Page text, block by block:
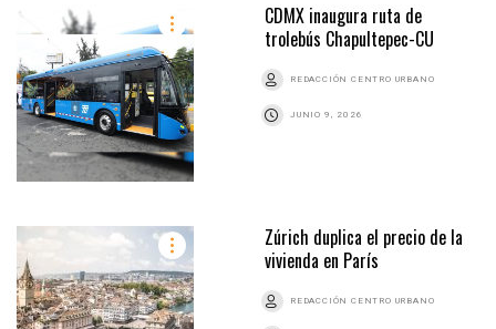
CDMX inaugura ruta de
trolebús Chapultepec-CU
REDACCIÓN CENTRO URBANO
JUNIO 9, 2026
Zúrich duplica el precio de la
vivienda en París
REDACCIÓN CENTRO URBANO